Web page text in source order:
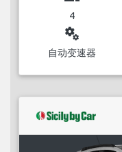
4
miscellaneous_services
自动变速器